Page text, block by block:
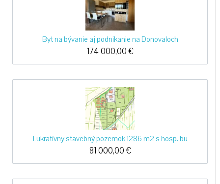
Byt na bývanie aj podnikanie na Donovaloch
174 000,00€
Lukratívny stavebný pozemok 1286 m2 s hosp. bu
81 000,00€